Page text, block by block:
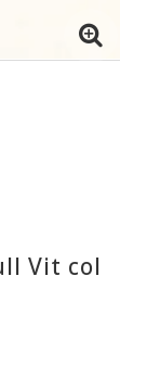
Vit col